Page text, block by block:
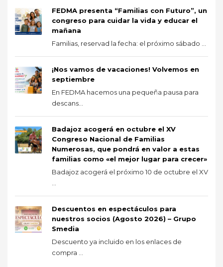
FEDMA presenta “Familias con Futuro”, un
congreso para cuidar la vida y educar el
mañana
Familias, reservad la fecha: el próximo sábado ...
¡Nos vamos de vacaciones! Volvemos en
septiembre
En FEDMA hacemos una pequeña pausa para
descans...
Badajoz acogerá en octubre el XV
Congreso Nacional de Familias
Numerosas, que pondrá en valor a estas
familias como «el mejor lugar para crecer»
Badajoz acogerá el próximo 10 de octubre el XV
Descuentos en espectáculos para
nuestros socios (Agosto 2026) – Grupo
Smedia
Descuento ya incluido en los enlaces de
compra ...